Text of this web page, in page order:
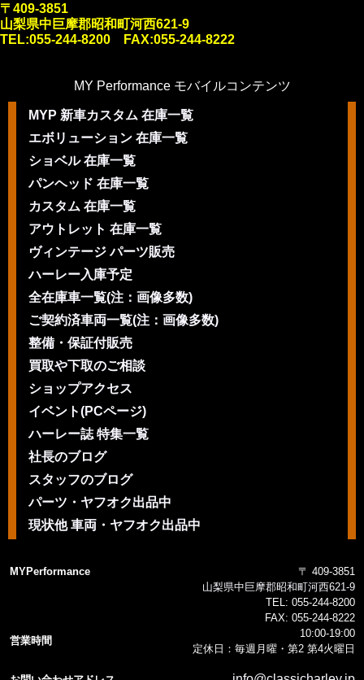
〒409-3851
山梨県中巨摩郡昭和町河西621-9
TEL:055-244-8200 FAX:055-244-8222
MY Performance モバイルコンテンツ
MYP 新車カスタム 在庫一覧
エボリューション 在庫一覧
ショベル 在庫一覧
パンヘッド 在庫一覧
カスタム 在庫一覧
アウトレット 在庫一覧
ヴィンテージ パーツ販売
ハーレー入庫予定
全在庫車一覧(注：画像多数)
ご契約済車両一覧(注：画像多数)
整備・保証付販売
買取や下取のご相談
ショップアクセス
イベント(PCページ)
ハーレー誌 特集一覧
社長のブログ
スタッフのブログ
パーツ・ヤフオク出品中
現状他 車両・ヤフオク出品中
MYPerformance
〒 409-3851
山梨県中巨摩郡昭和町河西621-9
TEL: 055-244-8200
FAX: 055-244-8222
営業時間
10:00-19:00
定休日：毎週月曜・第2 第4火曜日